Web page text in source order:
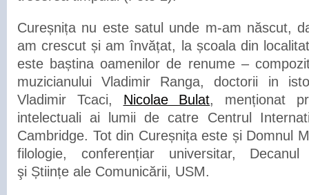
Cureșnița nu este satul unde m-am născut,
am crescut și am învățat, la școala din
este baștina oamenilor de renume –
muzicianului Vladimir Ranga, doctorii in
Vladimir Tcaci, Nicolae Bulat, menționat
intelectuali ai lumii de catre Centrul
Cambridge. Tot din Cureșnița este și Domnul
filologie, conferențiar universitar,
şi Științe ale Comunicării, USM.